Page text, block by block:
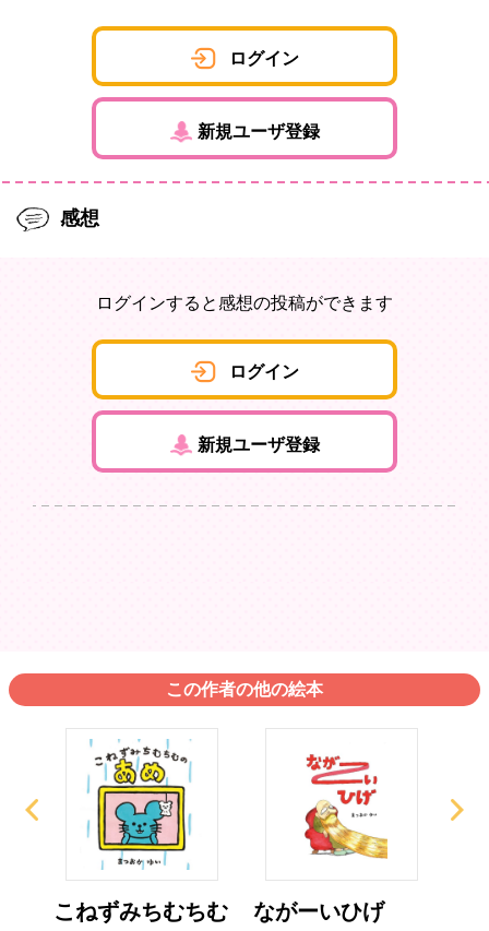
ログイン
新規ユーザ登録
感想
ログインすると感想の投稿ができます
ログイン
新規ユーザ登録
この作者の他の絵本
こねずみちむちむ
ながーいひげ